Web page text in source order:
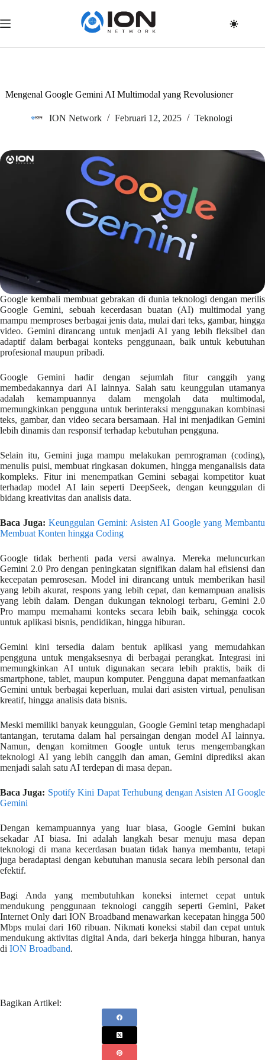
content
Mengenal Google Gemini AI Multimodal yang Revolusioner
ION Network Februari 12, 2025 Teknologi
Google kembali membuat gebrakan di dunia teknologi dengan merilis
Google Gemini, sebuah kecerdasan buatan (AI) multimodal yang
mampu memproses berbagai jenis data, mulai dari teks, gambar, hingga
video. Gemini dirancang untuk menjadi AI yang lebih fleksibel dan
adaptif dalam berbagai konteks penggunaan, baik untuk kebutuhan
profesional maupun pribadi.
Google Gemini hadir dengan sejumlah fitur canggih yang
membedakannya dari AI lainnya. Salah satu keunggulan utamanya
adalah kemampuannya dalam mengolah data multimodal,
memungkinkan pengguna untuk berinteraksi menggunakan kombinasi
teks, gambar, dan video secara bersamaan. Hal ini menjadikan Gemini
lebih dinamis dan responsif terhadap kebutuhan pengguna.
Selain itu, Gemini juga mampu melakukan pemrograman (coding),
menulis puisi, membuat ringkasan dokumen, hingga menganalisis data
kompleks. Fitur ini menempatkan Gemini sebagai kompetitor kuat
terhadap model AI lain seperti DeepSeek, dengan keunggulan di
bidang kreativitas dan analisis data.
Baca Juga: Keunggulan Gemini: Asisten AI Google yang Membantu
Membuat Konten hingga Coding
Google tidak berhenti pada versi awalnya. Mereka meluncurkan
Gemini 2.0 Pro dengan peningkatan signifikan dalam hal efisiensi dan
kecepatan pemrosesan. Model ini dirancang untuk memberikan hasil
yang lebih akurat, respons yang lebih cepat, dan kemampuan analisis
yang lebih dalam. Dengan dukungan teknologi terbaru, Gemini 2.0
Pro mampu memahami konteks secara lebih baik, sehingga cocok
untuk aplikasi bisnis, pendidikan, hingga hiburan.
Gemini kini tersedia dalam bentuk aplikasi yang memudahkan
pengguna untuk mengaksesnya di berbagai perangkat. Integrasi ini
memungkinkan AI untuk digunakan secara lebih praktis, baik di
smartphone, tablet, maupun komputer. Pengguna dapat memanfaatkan
Gemini untuk berbagai keperluan, mulai dari asisten virtual, penulisan
kreatif, hingga analisis data bisnis.
Meski memiliki banyak keunggulan, Google Gemini tetap menghadapi
tantangan, terutama dalam hal persaingan dengan model AI lainnya.
Namun, dengan komitmen Google untuk terus mengembangkan
teknologi AI yang lebih canggih dan aman, Gemini diprediksi akan
menjadi salah satu AI terdepan di masa depan.
Baca Juga: Spotify Kini Dapat Terhubung dengan Asisten AI Google
Gemini
Dengan kemampuannya yang luar biasa, Google Gemini bukan
sekadar AI biasa. Ini adalah langkah besar menuju masa depan
teknologi di mana kecerdasan buatan tidak hanya membantu, tetapi
juga beradaptasi dengan kebutuhan manusia secara lebih personal dan
efektif.
Bagi Anda yang membutuhkan koneksi internet cepat untuk
mendukung penggunaan teknologi canggih seperti Gemini, Paket
Internet Only dari ION Broadband menawarkan kecepatan hingga 500
Mbps mulai dari 160 ribuan. Nikmati koneksi stabil dan cepat untuk
mendukung aktivitas digital Anda, dari bekerja hingga hiburan, hanya
di ION Broadband.
Bagikan Artikel: